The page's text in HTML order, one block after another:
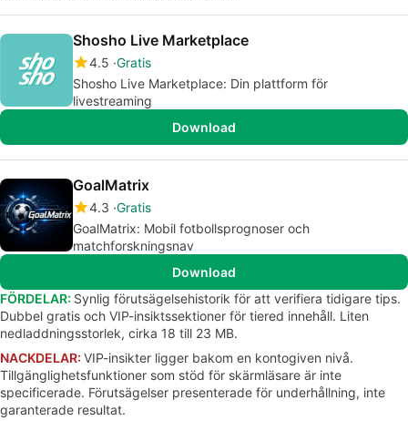
Shosho Live Marketplace
4.5 Gratis
Shosho Live Marketplace: Din plattform för
livestreaming
Download
GoalMatrix
4.3 Gratis
GoalMatrix: Mobil fotbollsprognoser och
matchforskningsnav
Download
FÖRDELAR: Synlig förutsägelsehistorik för att verifiera tidigare tips.
Dubbel gratis och VIP-insiktssektioner för tiered innehåll. Liten
nedladdningsstorlek, cirka 18 till 23 MB.
NACKDELAR: VIP-insikter ligger bakom en kontogiven nivå.
Tillgänglighetsfunktioner som stöd för skärmläsare är inte
specificerade. Förutsägelser presenterade för underhållning, inte
garanterade resultat.